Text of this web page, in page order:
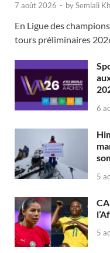
7 août 2026 - bySemlali
En Ligue des
tours préliminaires
6
5
5